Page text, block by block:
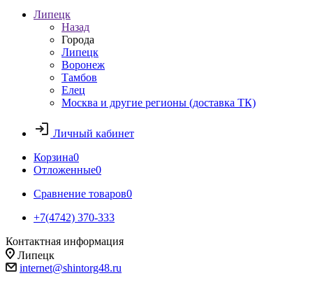
Липецк
Назад
Города
Липецк
Воронеж
Тамбов
Елец
Москва и другие регионы (доставка ТК)
Личный кабинет
Корзина0
Отложенные0
Сравнение товаров0
+7(4742) 370-333
Контактная информация
Липецк
internet@shintorg48.ru